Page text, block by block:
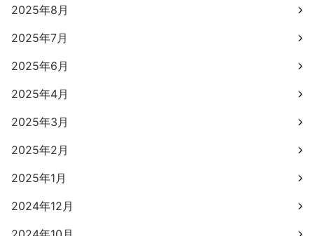
2025年8月
2025年7月
2025年6月
2025年4月
2025年3月
2025年2月
2025年1月
2024年12月